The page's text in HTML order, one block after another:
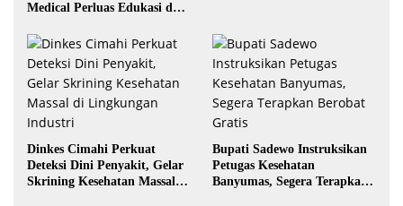
Medical Perluas Edukasi dan
Dinkes Cimahi Perkuat
Deteksi Dini Penyakit, Gelar
Skrining Kesehatan Massal di
Bupati Sadewo Instruksikan
Petugas Kesehatan
Banyumas, Segera Terapkan